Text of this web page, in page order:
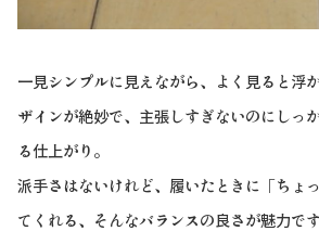
一見シンプルに見えながら、よく見ると浮
ザインが絶妙で、主張しすぎないのにしっ
る仕上がり。
派手さはないけれど、履いたときに「ちょ
てくれる、そんなバランスの良さが魅力です